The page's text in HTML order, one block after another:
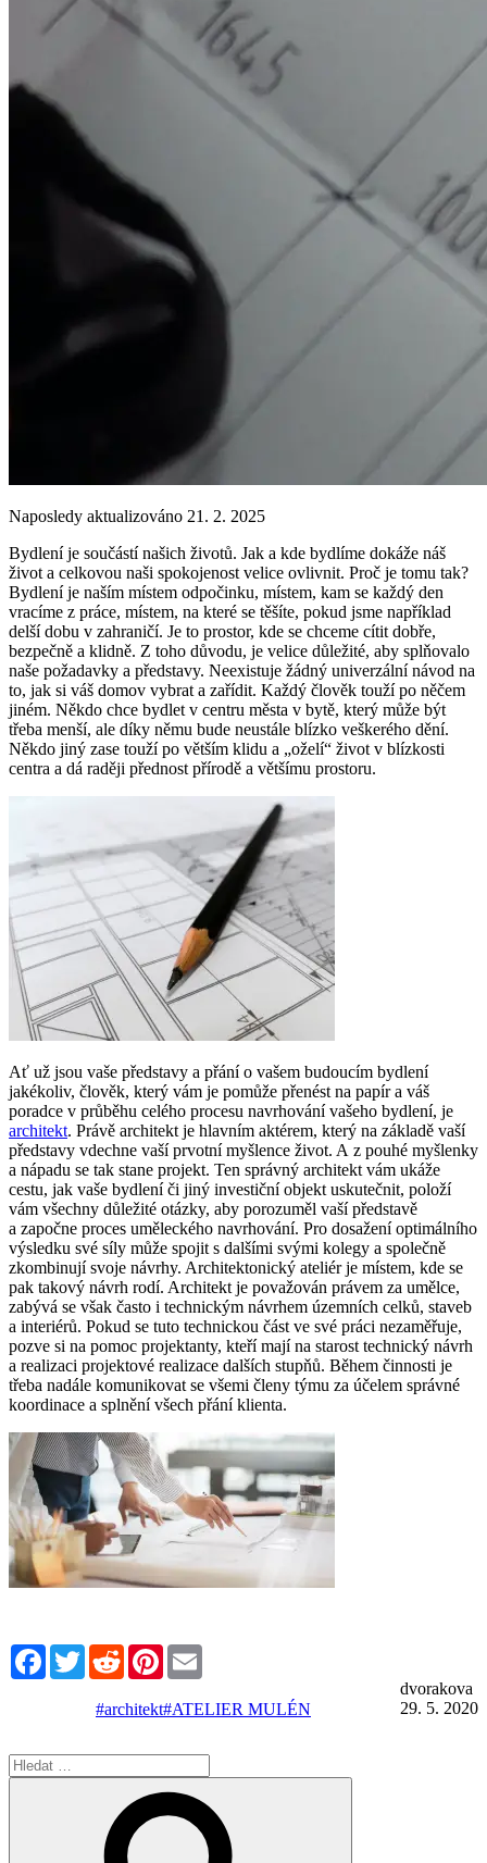
Naposledy aktualizováno 21. 2. 2025
Bydlení je součástí našich životů. Jak a kde bydlíme dokáže náš
život a celkovou naši spokojenost velice ovlivnit. Proč je tomu tak?
Bydlení je naším místem odpočinku, místem, kam se každý den
vracíme z práce, místem, na které se těšíte, pokud jsme například
delší dobu v zahraničí. Je to prostor, kde se chceme cítit dobře,
bezpečně a klidně. Z toho důvodu, je velice důležité, aby splňovalo
naše požadavky a představy. Neexistuje žádný univerzální návod na
to, jak si váš domov vybrat a zařídit. Každý člověk touží po něčem
jiném. Někdo chce bydlet v centru města v bytě, který může být
třeba menší, ale díky němu bude neustále blízko veškerého dění.
Někdo jiný zase touží po větším klidu a „oželí“ život v blízkosti
centra a dá raději přednost přírodě a většímu prostoru.
Ať už jsou vaše představy a přání o vašem budoucím bydlení
jakékoliv, člověk, který vám je pomůže přenést na papír a váš
poradce v průběhu celého procesu navrhování vašeho bydlení, je
architekt. Právě architekt je hlavním aktérem, který na základě vaší
představy vdechne vaší prvotní myšlence život. A z pouhé myšlenky
a nápadu se tak stane projekt. Ten správný architekt vám ukáže
cestu, jak vaše bydlení či jiný investiční objekt uskutečnit, položí
vám všechny důležité otázky, aby porozuměl vaší představě
a započne proces uměleckého navrhování. Pro dosažení optimálního
výsledku své síly může spojit s dalšími svými kolegy a společně
zkombinují svoje návrhy. Architektonický ateliér je místem, kde se
pak takový návrh rodí. Architekt je považován právem za umělce,
zabývá se však často i technickým návrhem územních celků, staveb
a interiérů. Pokud se tuto technickou část ve své práci nezaměřuje,
pozve si na pomoc projektanty, kteří mají na starost technický návrh
a realizaci projektové realizace dalších stupňů. Během činnosti je
třeba nadále komunikovat se všemi členy týmu za účelem správné
koordinace a splnění všech přání klienta.
FacebookTwitterRedditPinterest
dvorakova
29. 5. 2020
#architekt#ATELIER MULÉN
Hledat: